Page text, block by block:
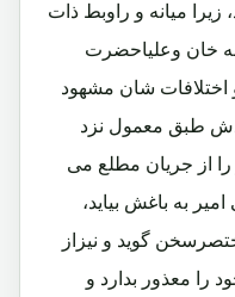
زیرا میانه و راوبط ذات
خان وعلیاحضرت
اختلافات شان مشهود
طبق معمول نزد
از جریان مطلع می
به باغش بیاید،
گوید و نیزاز
را معذور بدارد و